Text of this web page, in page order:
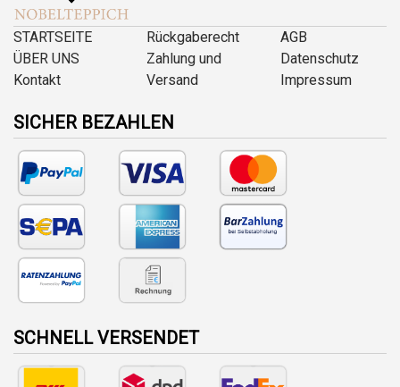
STARTSEITE
ÜBER UNS
Kontakt
Rückgaberecht
Zahlung und
Versand
AGB
Datenschutz
Impressum
SICHER BEZAHLEN
SCHNELL VERSENDET